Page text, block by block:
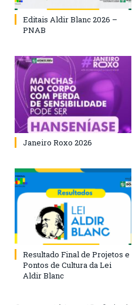
Editais Aldir Blanc 2026 –
PNAB
Janeiro Roxo 2026
Resultado Final de Projetos e
Pontos de Cultura da Lei
Aldir Blanc